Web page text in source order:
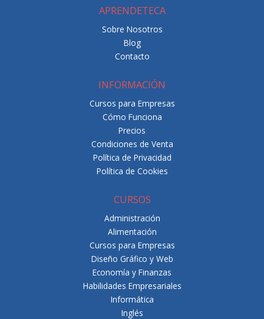
APRENDETECA
Sobre Nosotros
Blog
Contacto
INFORMACIÓN
Cursos para Empresas
Cómo Funciona
Precios
Condiciones de Venta
Política de Privacidad
Política de Cookies
CURSOS
Administración
Alimentación
Cursos para Empresas
Diseño Gráfico y Web
Economía y Finanzas
Habilidades Empresariales
Informática
Inglés